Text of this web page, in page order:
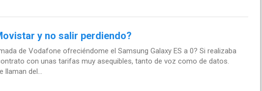
y no salir perdiendo?
de Vodafone ofreciéndome el Samsung Galaxy ES a 0? Si realizaba
con unas tarifas muy asequibles, tanto de voz como de datos.
llaman del...